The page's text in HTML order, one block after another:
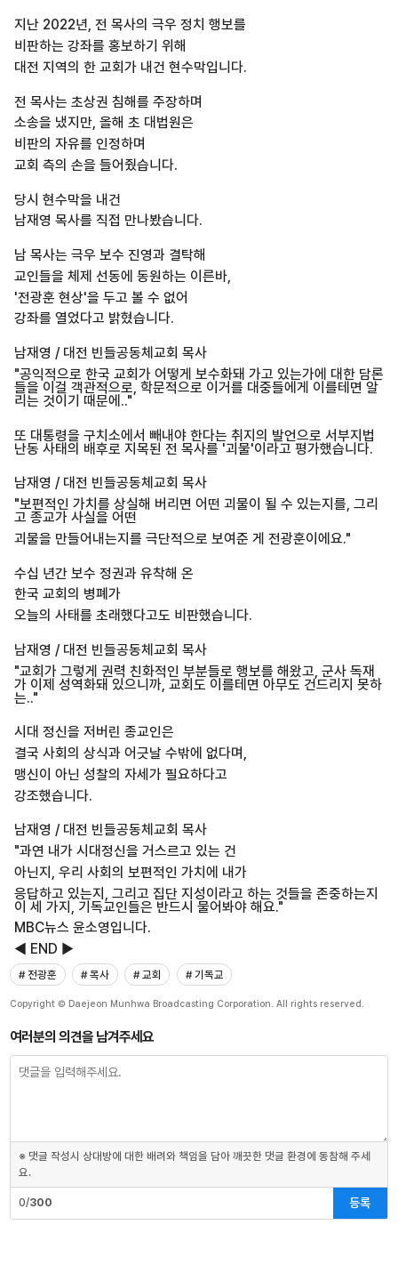
지난 2022년, 전 목사의 극우 정치 행보를
비판하는 강좌를 홍보하기 위해
대전 지역의 한 교회가 내건 현수막입니다.
전 목사는 초상권 침해를 주장하며
소송을 냈지만, 올해 초 대법원은
비판의 자유를 인정하며
교회 측의 손을 들어줬습니다.
당시 현수막을 내건
남재영 목사를 직접 만나봤습니다.
남 목사는 극우 보수 진영과 결탁해
교인들을 체제 선동에 동원하는 이른바,
'전광훈 현상'을 두고 볼 수 없어
강좌를 열었다고 밝혔습니다.
남재영 / 대전 빈들공동체교회 목사
"공익적으로 한국 교회가 어떻게 보수화돼 가고 있는가에 대한 담론
들을 이걸 객관적으로, 학문적으로 이거를 대중들에게 이를테면 알
리는 것이기 때문에.."
또 대통령을 구치소에서 빼내야 한다는 취지의 발언으로 서부지법
난동 사태의 배후로 지목된 전 목사를 '괴물'이라고 평가했습니다.
남재영 / 대전 빈들공동체교회 목사
"보편적인 가치를 상실해 버리면 어떤 괴물이 될 수 있는지를, 그리
고 종교가 사실을 어떤
괴물을 만들어내는지를 극단적으로 보여준 게 전광훈이에요."
수십 년간 보수 정권과 유착해 온
한국 교회의 병폐가
오늘의 사태를 초래했다고도 비판했습니다.
남재영 / 대전 빈들공동체교회 목사
"교회가 그렇게 권력 친화적인 부분들로 행보를 해왔고, 군사 독재
가 이제 성역화돼 있으니까, 교회도 이를테면 아무도 건드리지 못하
는.."
시대 정신을 저버린 종교인은
결국 사회의 상식과 어긋날 수밖에 없다며,
맹신이 아닌 성찰의 자세가 필요하다고
강조했습니다.
남재영 / 대전 빈들공동체교회 목사
"과연 내가 시대정신을 거스르고 있는 건
아닌지, 우리 사회의 보편적인 가치에 내가
응답하고 있는지, 그리고 집단 지성이라고 하는 것들을 존중하는지
이 세 가지, 기독교인들은 반드시 물어봐야 해요."
MBC뉴스 윤소영입니다.
◀ END ▶
# 전광훈 # 목사 # 교회 # 기독교
Copyright © Daejeon Munhwa Broadcasting Corporation. All rights reserved.
여러분의 의견을 남겨주세요
※ 댓글 작성시 상대방에 대한 배려와 책임을 담아 깨끗한 댓글 환경에 동참해 주세
요.
0/300 등록